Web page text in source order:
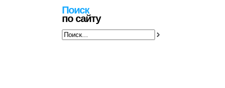
Поиск
по сайту